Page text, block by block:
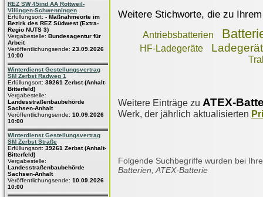
REZ SW 45ind AA Rottweil-
Villingen-Schwenningen
Erfüllungsort: - Maßnahmeorte im
Bezirk des REZ Südwest (Extra-
Regio NUTS 3)
Vergabestelle: Bundesagentur für
Arbeit
Veröffentlichungsende: 23.09.2026
10:00
Winterdienst Gestellungsvertrag
SM Zerbst Radweg 1
Erfüllungsort: 39261 Zerbst (Anhalt-
Bitterfeld)
Vergabestelle:
Landesstraßenbaubehörde
Sachsen-Anhalt
Veröffentlichungsende: 10.09.2026
10:00
Winterdienst Gestellungsvertrag
SM Zerbst Straße
Erfüllungsort: 39261 Zerbst (Anhalt-
Bitterfeld)
Vergabestelle:
Landesstraßenbaubehörde
Sachsen-Anhalt
Veröffentlichungsende: 10.09.2026
10:00
Weitere Stichworte, die zu
Antriebsbatterien
HF-Ladegeräte
Weitere Einträge zu ATEX-
Werk, der jährlich aktualisierten
Folgende Suchbegriffe wurden bei
Batterien, ATEX-Batterie